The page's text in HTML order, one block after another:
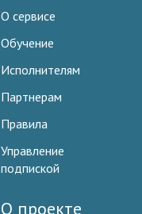
О сервисе
Обучение
Исполнителям
Партнерам
Правила
Управление
подпиской
О проекте